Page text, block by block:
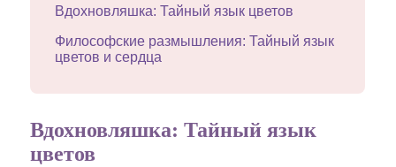
Вдохновляшка: Тайный язык цветов
Философские размышления: Тайный язык
цветов и сердца
Вдохновляшка: Тайный язык
цветов